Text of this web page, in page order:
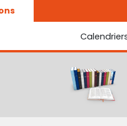
La Bonne Semence
Le Seigneur est proche